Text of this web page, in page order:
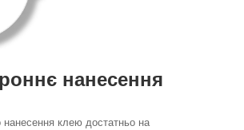
нанесення
нанесення клею достатньо на